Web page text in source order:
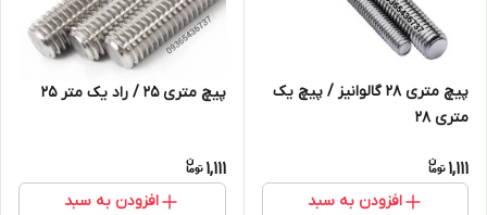
پیچ متری 28 گالوانیز / پیچ یک
متری 28
1,111
افزودن به سبد
پیچ متری 25 / راد یک متر 25
1,111
افزودن به سبد